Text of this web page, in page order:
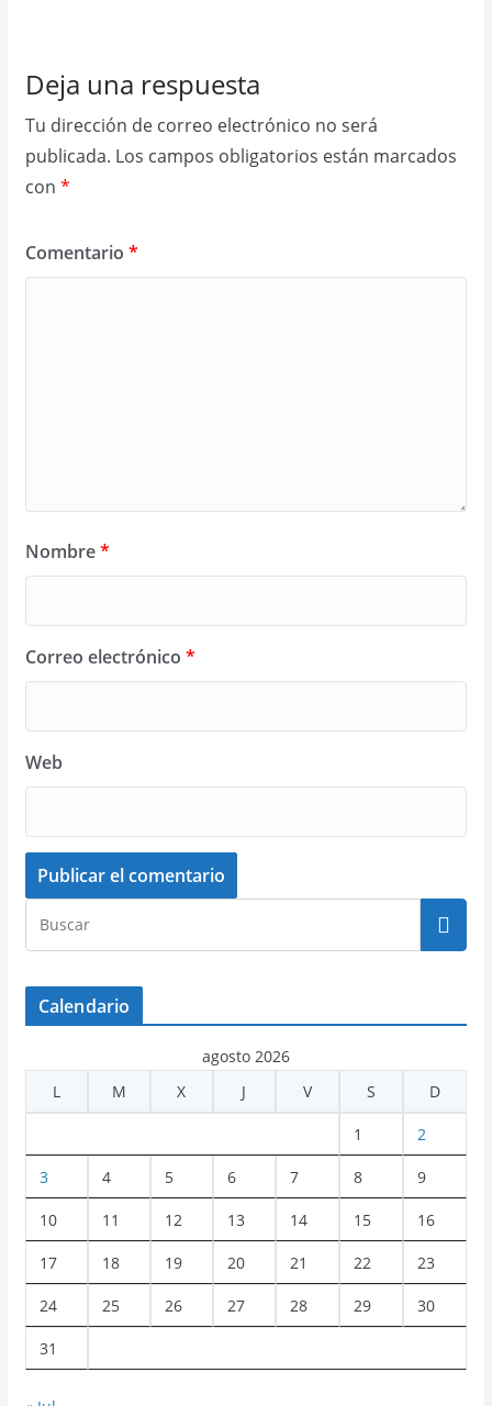
Deja una respuesta
Tu dirección de correo electrónico no será
publicada. Los campos obligatorios están marcados
con *
Comentario *
Nombre*
Correo electrónico *
Web
Calendario
agosto 2026
L
M X J V S D
1 2
3 4 5 6 7 8 9
10 11 12 13 14 15 16
17 18 19 20 21 22 23
24 25 26 27 28 29 30
31